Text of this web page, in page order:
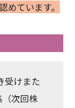
めています。
受けまた
次回株